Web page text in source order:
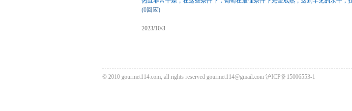
(0回应)
2023/10/3
© 2010 gourmet114.com, all rights reserved gourmet114@gmail.com 沪ICP备15006553-1